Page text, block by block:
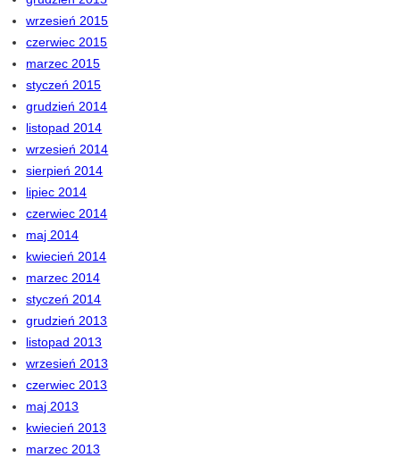
wrzesień 2015
czerwiec 2015
marzec 2015
styczeń 2015
grudzień 2014
listopad 2014
wrzesień 2014
sierpień 2014
lipiec 2014
czerwiec 2014
maj 2014
kwiecień 2014
marzec 2014
styczeń 2014
grudzień 2013
listopad 2013
wrzesień 2013
czerwiec 2013
maj 2013
kwiecień 2013
marzec 2013